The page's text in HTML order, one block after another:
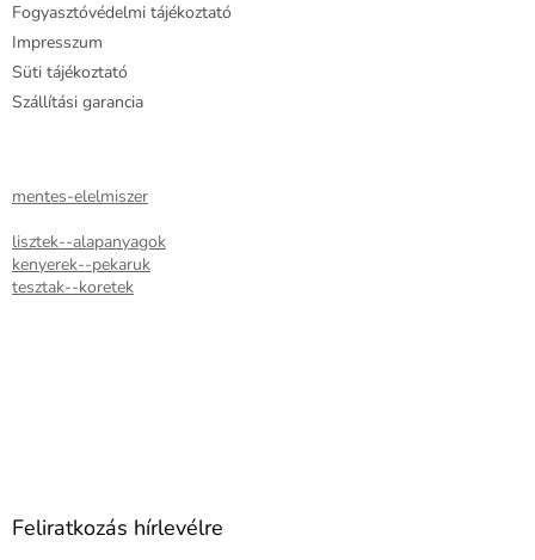
Fogyasztóvédelmi tájékoztató
Impresszum
Süti tájékoztató
Szállítási garancia
mentes-elelmiszer
lisztek--alapanyagok
kenyerek--pekaruk
tesztak--koretek
Feliratkozás hírlevélre